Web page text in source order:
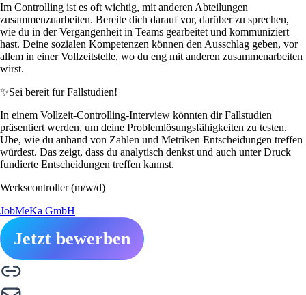
Im Controlling ist es oft wichtig, mit anderen Abteilungen
zusammenzuarbeiten. Bereite dich darauf vor, darüber zu sprechen,
wie du in der Vergangenheit in Teams gearbeitet und kommuniziert
hast. Deine sozialen Kompetenzen können den Ausschlag geben, vor
allem in einer Vollzeitstelle, wo du eng mit anderen zusammenarbeiten
wirst.
✨Sei bereit für Fallstudien!
In einem Vollzeit-Controlling-Interview könnten dir Fallstudien
präsentiert werden, um deine Problemlösungsfähigkeiten zu testen.
Übe, wie du anhand von Zahlen und Metriken Entscheidungen treffen
würdest. Das zeigt, dass du analytisch denkst und auch unter Druck
fundierte Entscheidungen treffen kannst.
Werkscontroller (m/w/d)
JobMeKa GmbH
Jetzt bewerben